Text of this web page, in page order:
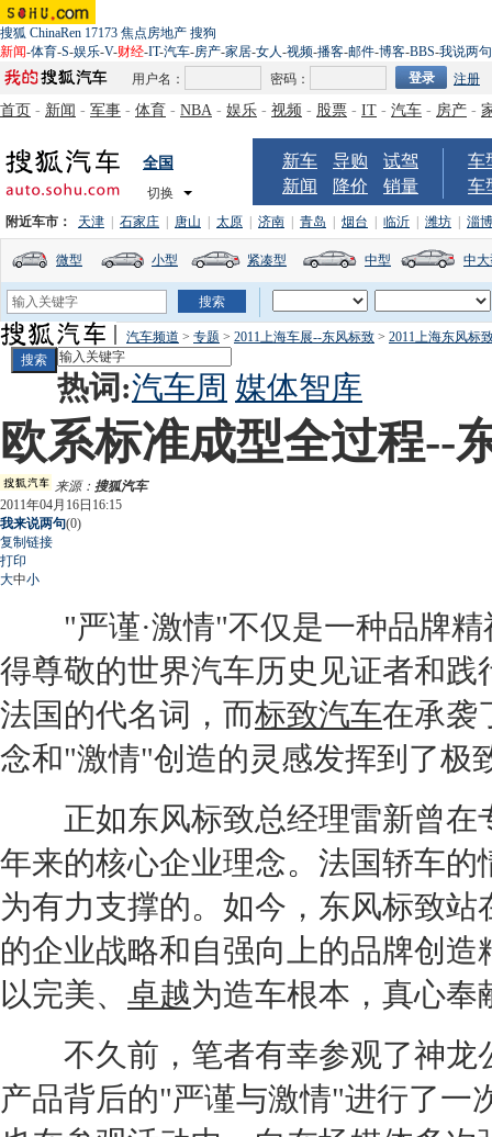
搜狐 ChinaRen 17173 焦点房地产 搜狗
新闻-体育-S-娱乐-V-财经-IT-汽车-房产-家居-女人-视频-播客-邮件-博客-BBS-我说两句
用户名：
密码： 注册
首页 - 新闻 - 军事 - 体育 - NBA - 娱乐 - 视频 - 股票 - IT - 汽车 - 房产 -
全国
切换
新车 导购
试驾
新闻
降价 销量
车
车
附近车市： 天津 石家庄 唐山 太原 济南 青岛 烟台 临沂 潍坊 淄博
微型 小型 紧凑型 中型 中
汽车频道 > 专题 > 2011上海车展--东风标致 > 2011上海东风标
热词:汽车周 媒体智库
欧系标准成型全过程--
来源： 搜狐汽车
2011年04月16日16:15
我来说两句(0)
复制链接
打印
大中小
"严谨·激情"不仅是一种品牌精
得尊敬的世界汽车历史见证者和
法国的代名词，而标致汽车在承袭
念和"激情"创造的灵感发挥到了极
正如东风标致总经理雷新曾在
年来的核心企业理念。法国轿车
为有力支撑的。如今，东风标致站
的企业战略和自强向上的品牌创
以完美、 卓越为造车根本，真心
不久前，笔者有幸参观了神龙
产品背后的"严谨与激情"进行了一